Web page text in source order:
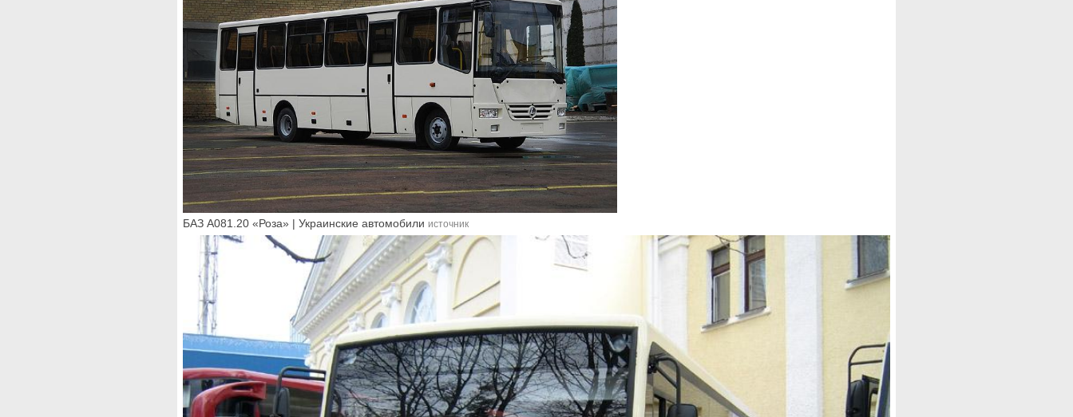
БАЗ А081.20 «Роза» | Украинские автомобили источник